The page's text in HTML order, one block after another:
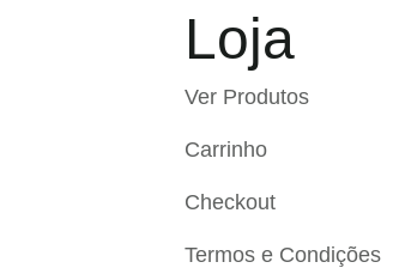
Loja
Ver Produtos
Carrinho
Checkout
Termos e Condições